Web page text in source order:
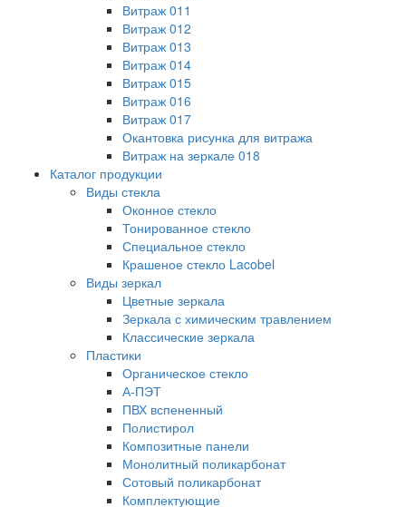
Витраж 011
Витраж 012
Витраж 013
Витраж 014
Витраж 015
Витраж 016
Витраж 017
Окантовка рисунка для витража
Витраж на зеркале 018
Каталог продукции
Виды стекла
Оконное стекло
Тонированное стекло
Специальное стекло
Крашеное стекло Lacobel
Виды зеркал
Цветные зеркала
Зеркала с химическим травлением
Классические зеркала
Пластики
Органическое стекло
А-ПЭТ
ПВХ вспененный
Полистирол
Композитные панели
Монолитный поликарбонат
Сотовый поликарбонат
Комплектующие